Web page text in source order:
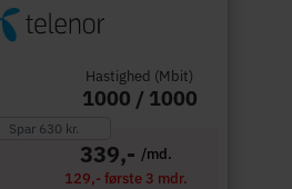
Hastighed (Mbit)
1000 / 1000
Spar 630 kr.
339,- /md.
129,- første 3 mdr.